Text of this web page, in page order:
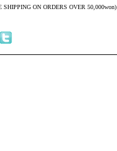
SHIPPING ON ORDERS OVER 50,000won)